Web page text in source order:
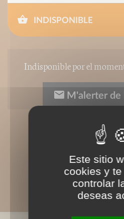
INDISPONIBLE
Indisponible por el
M'alerter de
Este sitio
cookies y
controlar
deseas